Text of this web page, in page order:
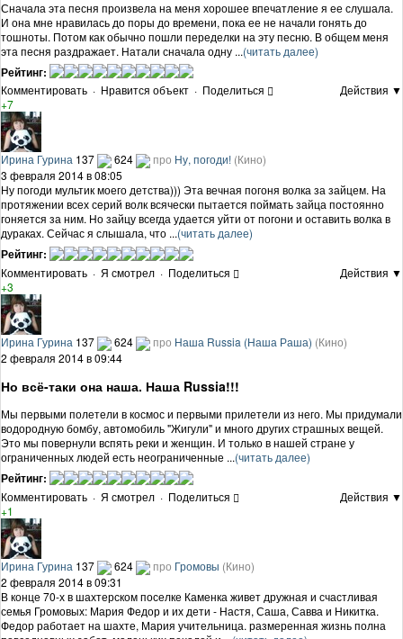
Сначала эта песня произвела на меня хорошее впечатление я ее слушала.
И она мне нравилась до поры до времени, пока ее не начали гонять до
тошноты. Потом как обычно пошли переделки на эту песню. В общем меня
эта песня раздражает. Натали сначала одну ...(читать далее)
Рейтинг:
Комментировать · Нравится объект · Поделиться
Действия ▼
+7
Ирина Гурина 137 624 про Ну, погоди! (Кино)
3 февраля 2014 в 08:05
Ну погоди мультик моего детства))) Эта вечная погоня волка за зайцем. На
протяжении всех серий волк всячески пытается поймать зайца постоянно
гоняется за ним. Но зайцу всегда удается уйти от погони и оставить волка в
дураках. Сейчас я слышала, что ...(читать далее)
Рейтинг:
Комментировать · Я смотрел · Поделиться
Действия ▼
+3
Ирина Гурина 137 624 про Наша Russia (Наша Раша) (Кино)
2 февраля 2014 в 09:44
Но всё-таки она наша. Наша Russia!!!
Мы первыми полетели в космос и первыми прилетели из него. Мы придумали
водородную бомбу, автомобиль "Жигули" и много других страшных вещей.
Это мы повернули вспять реки и женщин. И только в нашей стране у
ограниченных людей есть неограниченные ...(читать далее)
Рейтинг:
Комментировать · Я смотрел · Поделиться
Действия ▼
+1
Ирина Гурина 137 624 про Громовы (Кино)
2 февраля 2014 в 09:31
В конце 70-х в шахтерском поселке Каменка живет дружная и счастливая
семья Громовых: Мария Федор и их дети - Настя, Саша, Савва и Никитка.
Федор работает на шахте, Мария учительница. размеренная жизнь полна